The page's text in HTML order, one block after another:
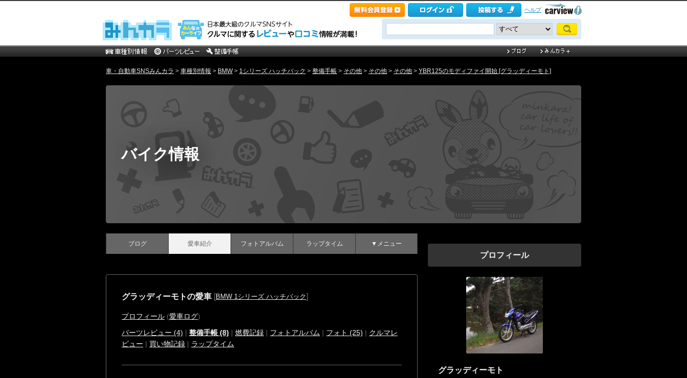
ヘルプ
車・自動車SNSみんカラ > 車種別情報 > BMW> 1シリーズ ハッチバック > 整備手帳 > その他 > その他 > その他 > YBR125のモディファイ開始 [グラッディーモト]
バイク情報
ブログ 愛車紹介 フォトアルバム ラップタイム ▼メニュー
グラッディーモトの愛車 [BMW 1シリーズ ハッチバック]
プロフィール (愛車ログ)
パーツレビュー (4) | 整備手帳 (8) | 燃費記録 | フォトアルバム | フォト (25) | クルマレ
ビュー | 買い物記録 | ラップタイム
プロフィール
グラッディーモト